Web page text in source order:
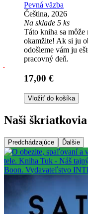
Pevná väzba
Čeština, 2026
Na sklade 5 ks
Táto kniha sa
okamžite! Ak si ju
odošleme vám ju
pracovný deň.
17,00 €
Vložiť do košíka
Naši
Predchádzajúce Ďalšie